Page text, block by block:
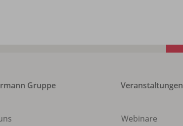
Gruppe Veranstaltungen
Webinare